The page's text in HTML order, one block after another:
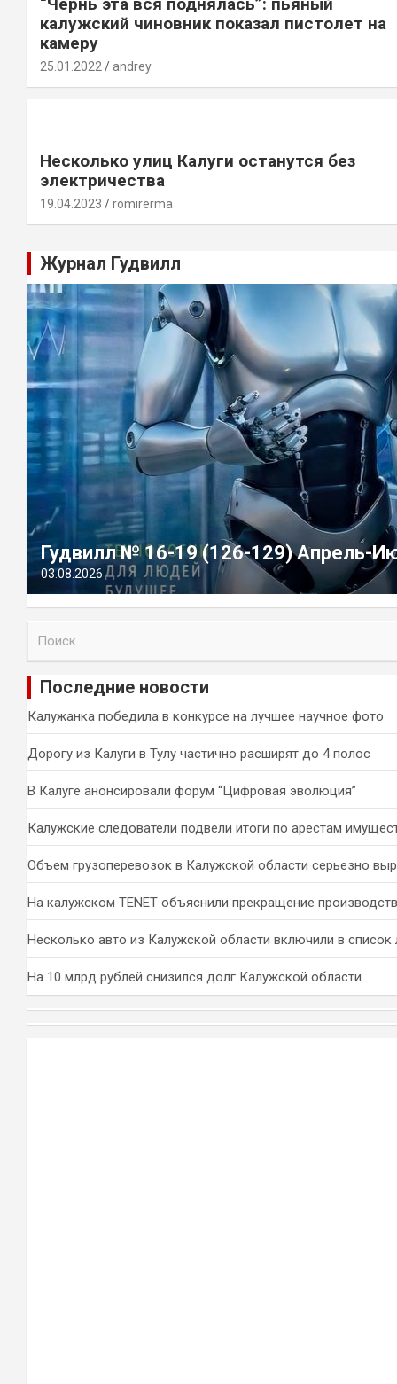
калужский чиновник показал пистолет на
камеру
25.01.2022 andrey
Несколько улиц Калуги останутся без
электричества
19.04.2023 romirerma
Журнал Гудвилл
Гудвилл № 16-19 (126-129) Апрель-
03.08.2026
и
Последние новости
Калужанка победила в конкурсе на лучшее научное фото
Дорогу из Калуги в Тулу частично расширят до 4 полос
В Калуге анонсировали форум “Цифровая эволюция”
Калужские следователи подвели итоги по арестам
Объем грузоперевозок в Калужской области серьезно
На калужском TENET объяснили прекращение
Несколько авто из Калужской области включили в список
На 10 млрд рублей снизился долг Калужской области